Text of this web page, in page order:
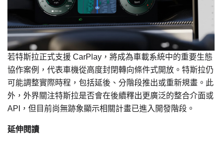
若特斯拉正式支援 CarPlay，將成為車載系統中的重要生態
協作案例，代表車機從高度封閉轉向條件式開放。特斯拉仍
可能調整實際時程，包括延後、分階段推出或重新規畫。此
外，外界關注特斯拉是否會在後續釋出更廣泛的整合介面或
API，但目前尚無跡象顯示相關計畫已進入開發階段。
延伸閱讀